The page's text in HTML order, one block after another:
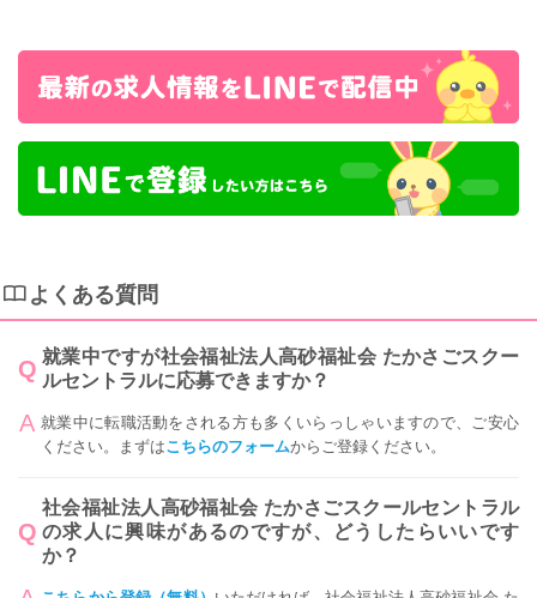
よくある質問
就業中ですが社会福祉法人高砂福祉会 たかさごスクー
ルセントラルに応募できますか？
就業中に転職活動をされる方も多くいらっしゃいますので、ご安心
ください。まずはこちらのフォームからご登録ください。
社会福祉法人高砂福祉会 たかさごスクールセントラル
の求人に興味があるのですが、どうしたらいいです
か？